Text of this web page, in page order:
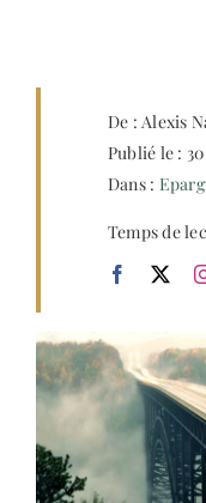
De : Alexis
Publié le :
Dans :
Temps de